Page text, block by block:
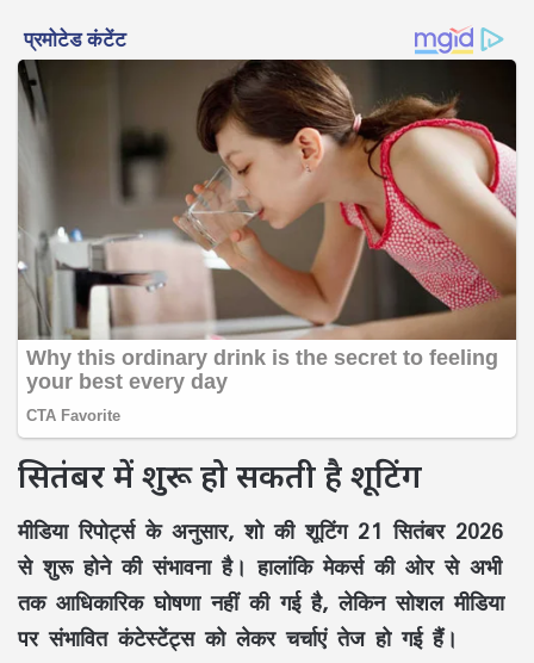
सितंबर में शुरू हो सकती है शूटिंग
मीडिया रिपोर्ट्स के अनुसार, शो की शूटिंग 21 सितंबर 2026
से शुरू होने की संभावना है। हालांकि मेकर्स की ओर से अभी
तक आधिकारिक घोषणा नहीं की गई है, लेकिन सोशल मीडिया
पर संभावित कंटेस्टेंट्स को लेकर चर्चाएं तेज हो गई हैं।